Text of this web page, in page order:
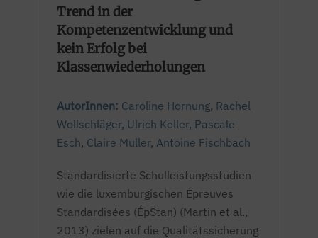
Trend in der
Kompetenzentwicklung und
kein Erfolg bei
Klassenwiederholungen
AutorInnen: Caroline Hornung, Rachel
Wollschläger, Ulrich Keller, Pascale
Esch, Claire Muller, Antoine Fischbach
Standardisierte Schulleistungsstudien
wie die luxemburgischen Épreuves
Standardisées (ÉpStan) (Martin et al.,
2013) zielen auf die Qualitätssicherung